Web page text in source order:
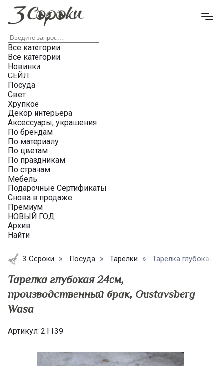
Все категории
Все категории
Новинки
СЕЙЛ
Посуда
Свет
Хрупкое
Декор интерьера
Аксессуары, украшения
По брендам
По материалу
По цветам
По праздникам
По странам
Мебель
Подарочные Сертификаты
Снова в продаже
Премиум
НОВЫЙ ГОД
Архив
Найти
3 Сороки Посуда Тарелки Тарелка глубокая
Тарелка глубокая 24см,
производственный брак, Gustavsberg
Wasa
Артикул: 21139